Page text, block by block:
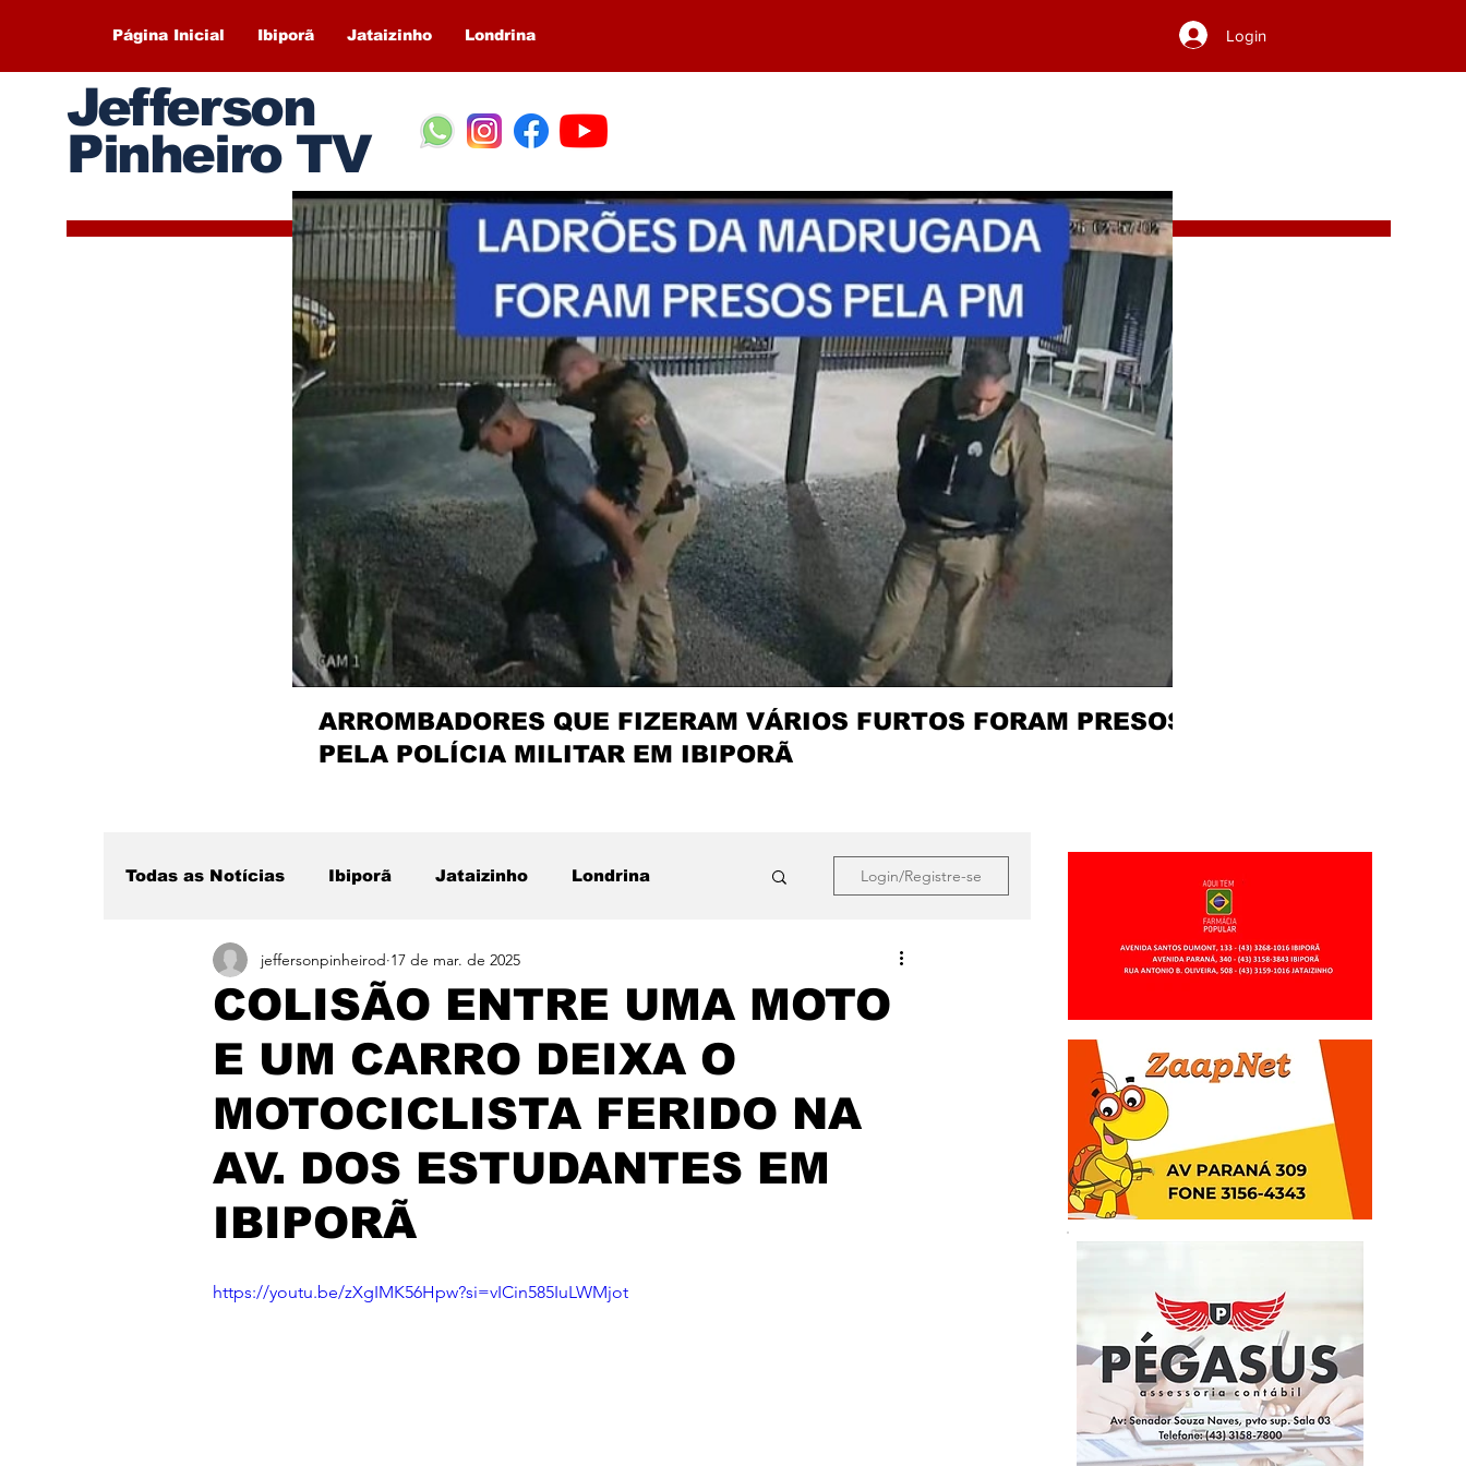
Página Inicial Ibiporã Jataizinho Londrina Login
Jefferson
Pinheiro TV
ARROMBADORES QUE FIZERAM VÁRIOS FURTOS FORAM PRESOS
PELA POLÍCIA MILITAR EM IBIPORÃ
Todas as Notícias Ibiporã Jataizinho Londrina
Região Sertanópolis Destaque
Login/Registre-se
COLISÃO ENTRE UMA MOTO
E UM CARRO DEIXA O
MOTOCICLISTA FERIDO NA
AV. DOS ESTUDANTES EM
IBIPORÃ
jeffersonpinheirod 17 de mar. de 2025
https://youtu.be/zXgIMK56Hpw?si=vICin585IuLWMjot